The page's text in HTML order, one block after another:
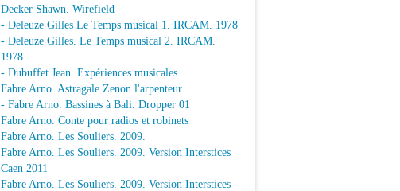
Decker Shawn. Wirefield
- Deleuze Gilles Le Temps musical 1. IRCAM. 1978
- Deleuze Gilles. Le Temps musical 2. IRCAM.
1978
- Dubuffet Jean. Expériences musicales
Fabre Arno. Astragale Zenon l'arpenteur
- Fabre Arno. Bassines à Bali. Dropper 01
Fabre Arno. Conte pour radios et robinets
Fabre Arno. Les Souliers. 2009.
Fabre Arno. Les Souliers. 2009. Version Interstices
Caen 2011
Fabre Arno. Les Souliers. 2009. Version Interstices